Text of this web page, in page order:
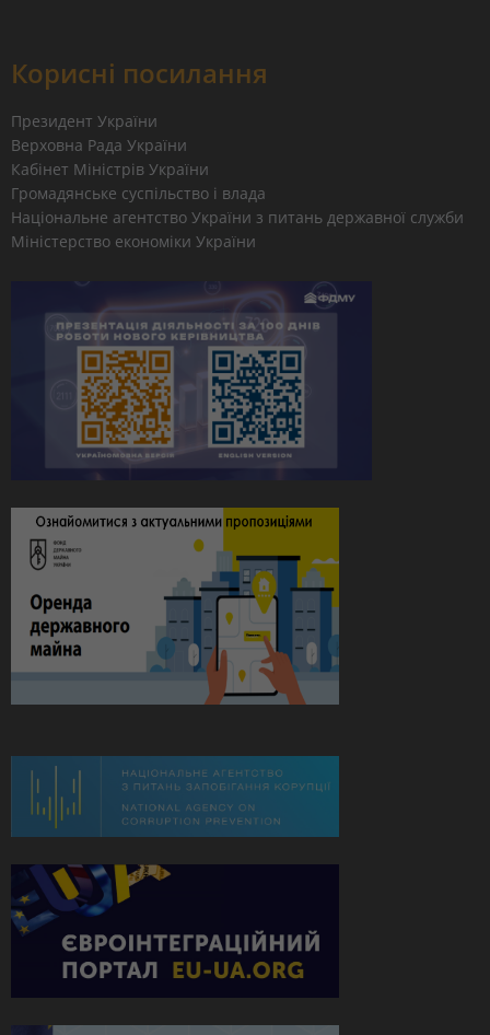
Корисні посилання
Президент України
Верховна Рада України
Кабінет Міністрів України
Громадянське суспільство і влада
Національне агентство України з питань державної служби
Міністерство економіки України